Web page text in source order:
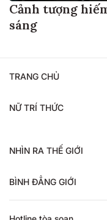
Cảnh tượng
sáng
TRANG CHỦ
NỮ TRÍ THỨC
NHÌN RA THẾ GIỚI
BÌNH ĐẲNG GIỚI